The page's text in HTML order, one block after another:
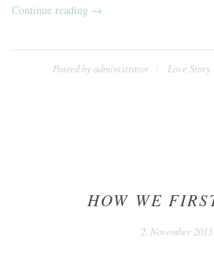
Continue reading „Our
Date“
→
Posted byadministrator Love Story
HOW WE
2. November 2015